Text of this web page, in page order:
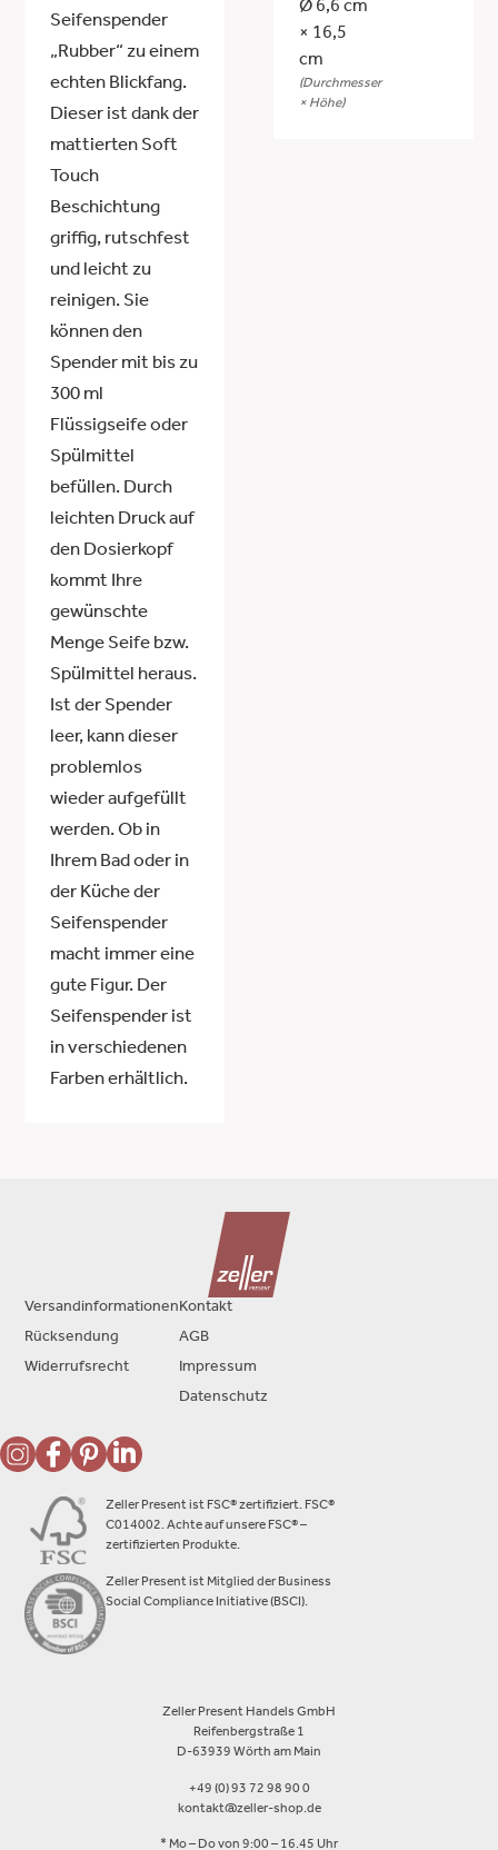
Seifenspender
„Rubber“ zu einem
echten Blickfang.
Dieser ist dank der
mattierten Soft
Touch
Beschichtung
griffig, rutschfest
und leicht zu
reinigen. Sie
können den
Spender mit bis zu
300 ml
Flüssigseife oder
Spülmittel
befüllen. Durch
leichten Druck auf
den Dosierkopf
kommt Ihre
gewünschte
Menge Seife bzw.
Spülmittel heraus.
Ist der Spender
leer, kann dieser
problemlos
wieder aufgefüllt
werden. Ob in
Ihrem Bad oder in
der Küche der
Seifenspender
macht immer eine
gute Figur. Der
Seifenspender ist
in verschiedenen
Farben erhältlich.
Ø 6,6 cm
× 16,5
cm
(Durchmesser
× Höhe)
Zeller Present ist FSC® zertifiziert. FSC®
C014002. Achte auf unsere FSC® –
zertifizierten Produkte.
Zeller Present ist Mitglied der Business
Social Compliance Initiative (BSCI).
Zeller Present Handels GmbH
Reifenbergstraße 1
D-63939 Wörth am Main
+49 (0) 93 72 98 90 0
kontakt@zeller-shop.de
* Mo – Do von 9:00 – 16.45 Uhr
Versandinformationen
Rücksendung
Widerrufsrecht
Kontakt
AGB
Impressum
Datenschutz